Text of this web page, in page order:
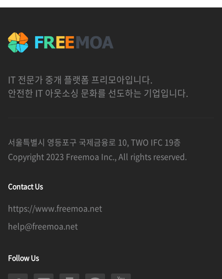
IT 전문가 중개 플랫폼 프리모아입니다.
안전한 IT 아웃소싱 문화를 선도하는 기업입니다.
서울특별시 영등포구 국제금융로 10, TWO IFC 19층
Copyright 2023 Freemoa Inc., All rights reserved.
Contact Us
https://www.freemoa.net
help@freemoa.net
Follow Us